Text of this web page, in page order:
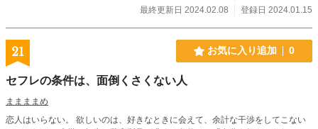
最終更新日 2024.02.08
登録日 2024.01.15
21 お気に入り追加 0
セフレの条件は、面倒くさくない人
ままままめ
恋人はいらない。 欲しいのは、好きなときに会えて、余計な干渉をしてこない